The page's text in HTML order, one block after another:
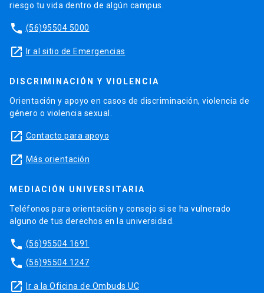
riesgo tu vida dentro de algún campus.
phone (56)95504 5000
launch Ir al sitio de Emergencias
DISCRIMINACIÓN Y VIOLENCIA
Orientación y apoyo en casos de discriminación, violencia de
género o violencia sexual.
launch Contacto para apoyo
launch Más orientación
MEDIACIÓN UNIVERSITARIA
Teléfonos para orientación y consejo si se ha vulnerado
alguno de tus derechos en la universidad.
phone (56)95504 1691
phone (56)95504 1247
launch Ir a la Oficina de Ombuds UC